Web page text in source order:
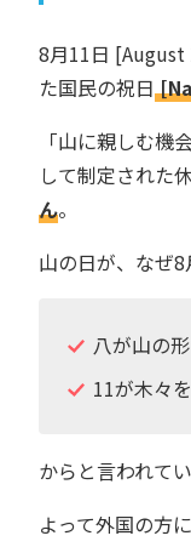
8月11日 [August
た国民の祝日
「山に親しむ機
して制定された
ん。
山の日が、なぜ8
八が山の
11が木々
からと言われてい
よって外国の方